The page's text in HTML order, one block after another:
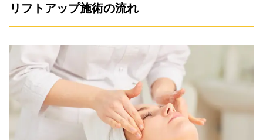
リフトアップ施術の流れ